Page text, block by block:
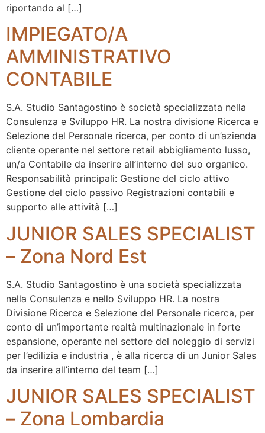
riportando al […]
IMPIEGATO/A
AMMINISTRATIVO
CONTABILE
S.A. Studio Santagostino è società specializzata nella
Consulenza e Sviluppo HR. La nostra divisione Ricerca e
Selezione del Personale ricerca, per conto di un’azienda
cliente operante nel settore retail abbigliamento lusso,
un/a Contabile da inserire all’interno del suo organico.
Responsabilità principali: Gestione del ciclo attivo
Gestione del ciclo passivo Registrazioni contabili e
supporto alle attività […]
JUNIOR SALES SPECIALIST
– Zona Nord Est
S.A. Studio Santagostino è una società specializzata
nella Consulenza e nello Sviluppo HR. La nostra
Divisione Ricerca e Selezione del Personale ricerca, per
conto di un’importante realtà multinazionale in forte
espansione, operante nel settore del noleggio di servizi
per l’edilizia e industria , è alla ricerca di un Junior Sales
da inserire all’interno del team […]
JUNIOR SALES SPECIALIST
– Zona Lombardia